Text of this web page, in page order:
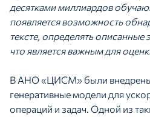
десятками миллиардов
появляется возможность
тексте, определять
что является важным для
В АНО «ЦИСМ» были внедрены
генеративные модели для
операций и задач. Одной из